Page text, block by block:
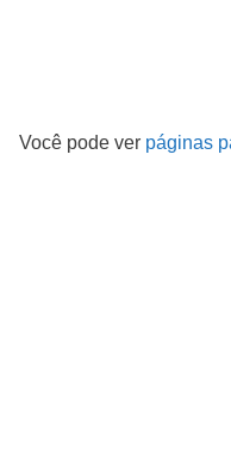
Você pode ver páginas